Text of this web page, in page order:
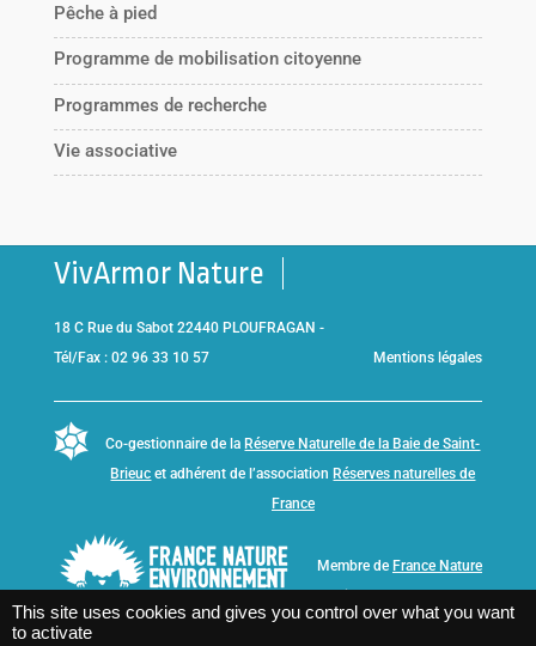
Pêche à pied
Programme de mobilisation citoyenne
Programmes de recherche
Vie associative
VivArmor Nature
18 C Rue du Sabot 22440 PLOUFRAGAN -
Tél/Fax : 02 96 33 10 57
Mentions légales
Co-gestionnaire de la Réserve Naturelle de la Baie de Saint-
Brieuc et adhérent de l’association Réserves naturelles de
France
Membre de France Nature
This site uses cookies and gives you control over what you want
to activate